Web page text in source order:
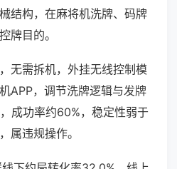
结构，在麻将机洗牌、码牌
牌目的。
无需拆机，外挂无线控制模
APP，调节洗牌逻辑与发牌
成功率约60%，稳定性弱于
属违规操作。